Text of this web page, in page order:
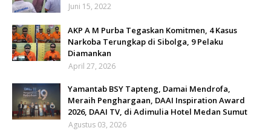
Juni 15, 2022
AKP A M Purba Tegaskan Komitmen, 4 Kasus
Narkoba Terungkap di Sibolga, 9 Pelaku
Diamankan
April 27, 2026
Yamantab BSY Tapteng, Damai Mendrofa,
Meraih Penghargaan, DAAI Inspiration Award
2026, DAAI TV, di Adimulia Hotel Medan Sumut
Agustus 03, 2026